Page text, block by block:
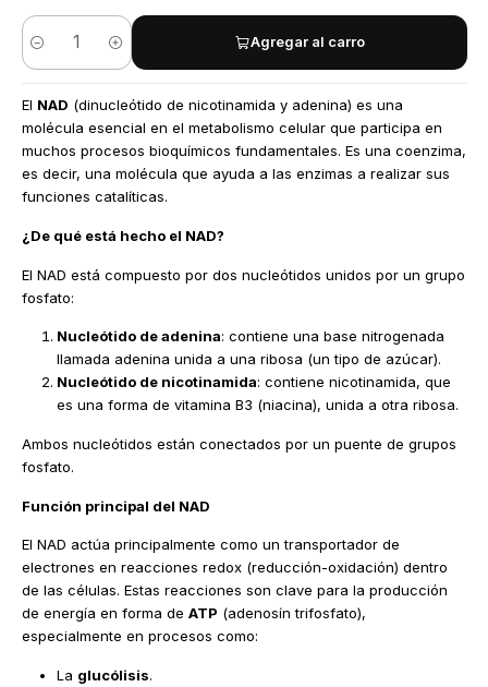
Cantidad
Agregar al carro
El NAD (dinucleótido de nicotinamida y adenina) es una
molécula esencial en el metabolismo celular que participa en
muchos procesos bioquímicos fundamentales. Es una coenzima,
es decir, una molécula que ayuda a las enzimas a realizar sus
funciones catalíticas.
¿De qué está hecho el NAD?
El NAD está compuesto por dos nucleótidos unidos por un grupo
fosfato:
Nucleótido de adenina: contiene una base nitrogenada
llamada adenina unida a una ribosa (un tipo de azúcar).
Nucleótido de nicotinamida: contiene nicotinamida, que
es una forma de vitamina B3 (niacina), unida a otra ribosa.
Ambos nucleótidos están conectados por un puente de grupos
fosfato.
Función principal del NAD
El NAD actúa principalmente como un transportador de
electrones en reacciones redox (reducción-oxidación) dentro
de las células. Estas reacciones son clave para la producción
de energía en forma de ATP (adenosín trifosfato),
especialmente en procesos como:
La glucólisis.